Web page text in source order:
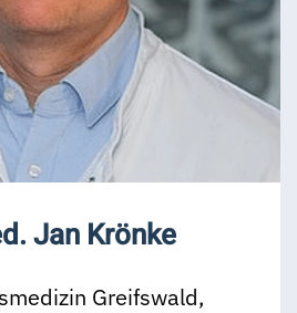
Jan Krönke
Greifswald,